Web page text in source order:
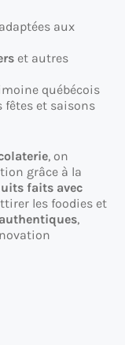
adaptées aux
et autres
québécois
fêtes et saisons
, on
grâce à la
faits avec
les foodies et
,